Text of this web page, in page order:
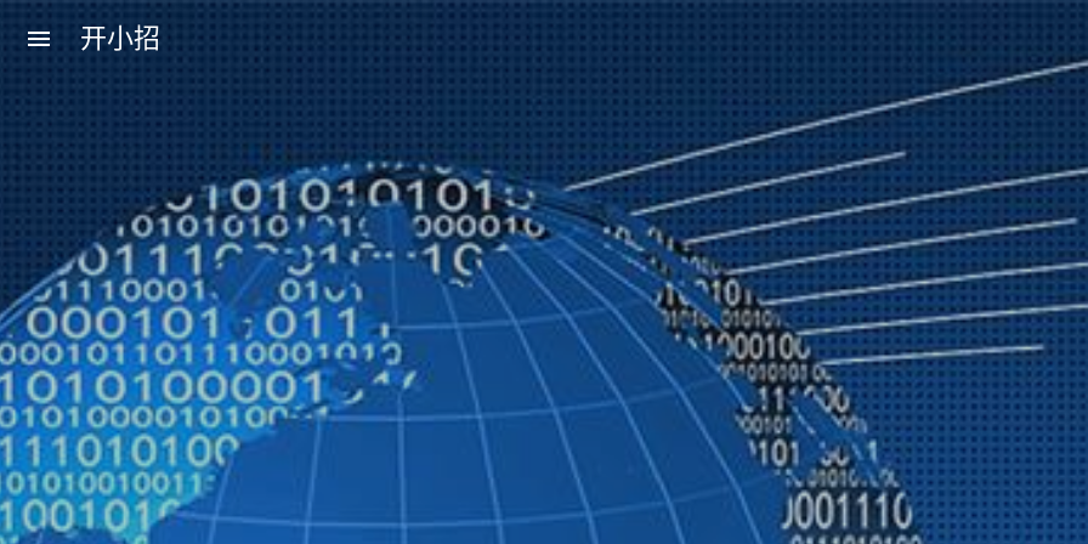
menu 开小招
近期文章
08月08日，农历六月廿六，星期六!
08月07日，农历六月廿五，星期五!
08月06日，农历六月廿四，星期四!
08月05日，农历六月廿三，星期三!
08月04日，农历六月廿二，星期二!